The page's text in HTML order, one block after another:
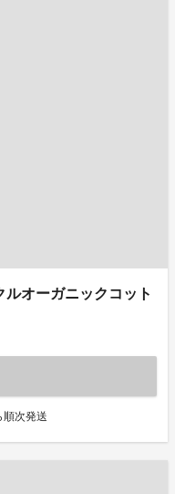
ルオーガニックコット
順次発送